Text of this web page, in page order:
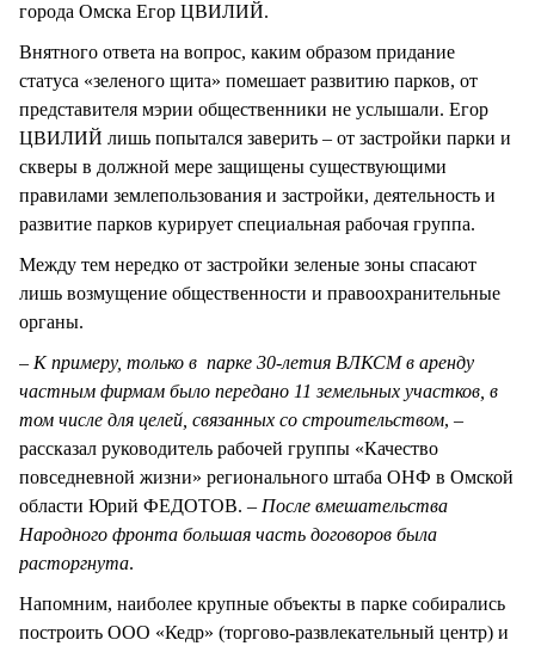
города Омска Егор ЦВИЛИЙ.
Внятного ответа на вопрос, каким образом придание
статуса «зеленого щита» помешает развитию парков, от
представителя мэрии общественники не услышали. Егор
ЦВИЛИЙ лишь попытался заверить – от застройки парки и
скверы в должной мере защищены существующими
правилами землепользования и застройки, деятельность и
развитие парков курирует специальная рабочая группа.
Между тем нередко от застройки зеленые зоны спасают
лишь возмущение общественности и правоохранительные
органы.
– К примеру, только в парке 30-летия ВЛКСМ в аренду
частным фирмам было передано 11 земельных участков, в
том числе для целей, связанных со строительством, –
рассказал руководитель рабочей группы «Качество
повседневной жизни» регионального штаба ОНФ в Омской
области Юрий ФЕДОТОВ. – После вмешательства
Народного фронта большая часть договоров была
расторгнута.
Напомним, наиболее крупные объекты в парке собирались
построить ООО «Кедр» (торгово-развлекательный центр) и